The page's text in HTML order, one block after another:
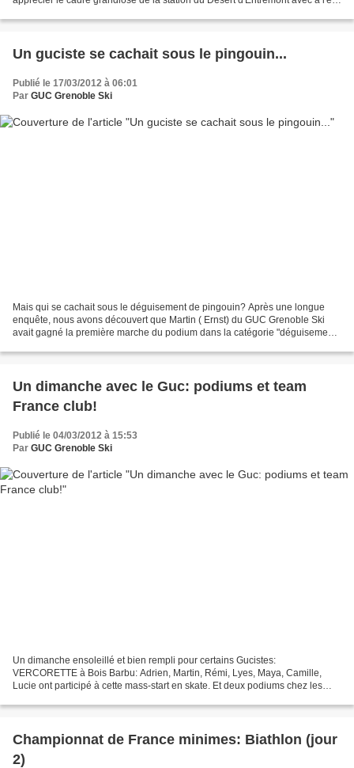
Un guciste se cachait sous le pingouin...
Publié le 17/03/2012 à 06:01
Par GUC Grenoble Ski
Mais qui se cachait sous le déguisement de pingouin? Après une longue
enquête, nous avons découvert que Martin ( Ernst) du GUC Grenoble Ski
avait gagné la première marche du podium dans la catégorie "déguisement
Un dimanche avec le Guc: podiums et team
France club!
Publié le 04/03/2012 à 15:53
Par GUC Grenoble Ski
Un dimanche ensoleillé et bien rempli pour certains Gucistes:
VERCORETTE à Bois Barbu: Adrien, Martin, Rémi, Lyes, Maya, Camille,
Lucie ont participé à cette mass-start en skate. Et deux podiums chez les
Championnat de France minimes: Biathlon (jour
2)